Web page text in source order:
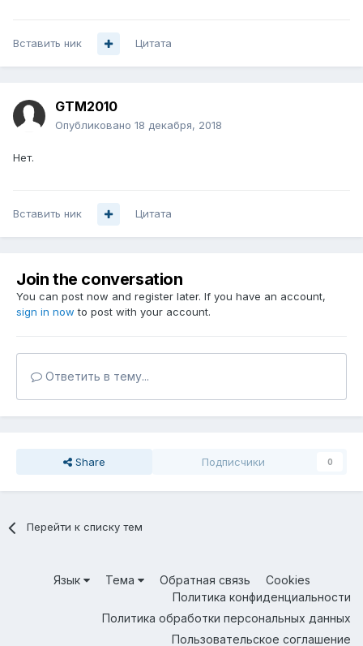
Вставить ник Цитата
GTM2010
Опубликовано 18 декабря, 2018
Нет.
Вставить ник Цитата
Join the conversation
You can post now and register later. If you have an account,
sign in now to post with your account.
Ответить в тему...
Share Подписчики 0
Перейти к списку тем
Язык Тема Обратная связь
Cookies
Политика конфиденциальности
Политика обработки персональных данных
Пользовательское соглашение